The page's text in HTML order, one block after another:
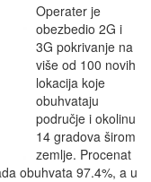
Operater je
obezbedio 2G i
3G pokrivanje na
više od 100 novih
lokacija koje
obuhvataju
područje i okolinu
14 gradova širom
zemlje. Procenat
obuhvata 97.4%, a u